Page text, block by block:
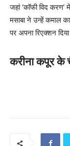
जहां ‘कॉफी विद करण’
मसाबा ने उन्हें कमाल
पर अपना रिएक्शन
करीना कपूर के